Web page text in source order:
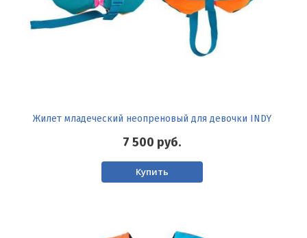
Жилет младеческий неопреновый для девочки INDY
7 500 руб.
Купить